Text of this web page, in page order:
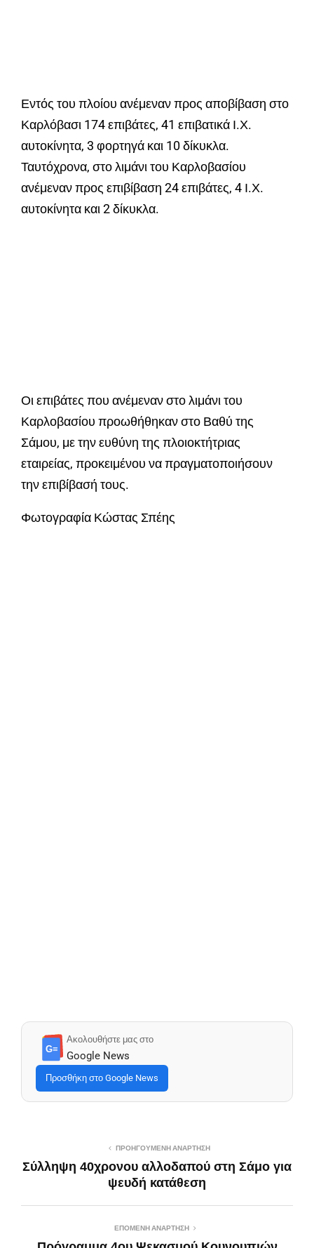
Εντός του πλοίου ανέμεναν προς αποβίβαση στο
Καρλόβασι 174 επιβάτες, 41 επιβατικά Ι.Χ.
αυτοκίνητα, 3 φορτηγά και 10 δίκυκλα.
Ταυτόχρονα, στο λιμάνι του Καρλοβασίου
ανέμεναν προς επιβίβαση 24 επιβάτες, 4 Ι.Χ.
αυτοκίνητα και 2 δίκυκλα.
Οι επιβάτες που ανέμεναν στο λιμάνι του
Καρλοβασίου προωθήθηκαν στο Βαθύ της
Σάμου, με την ευθύνη της πλοιοκτήτριας
εταιρείας, προκειμένου να πραγματοποιήσουν
την επιβίβασή τους.
Φωτογραφία Κώστας Σπέης
G≡
Ακολουθήστε μας στο
Google News
Προσθήκη στο Google News
ΠΡΟΗΓΟΎΜΕΝΗ ΑΝΆΡΤΗΣΗ
Σύλληψη 40χρονου αλλοδαπού στη Σάμο για
ψευδή κατάθεση
ΕΠΌΜΕΝΗ ΑΝΆΡΤΗΣΗ